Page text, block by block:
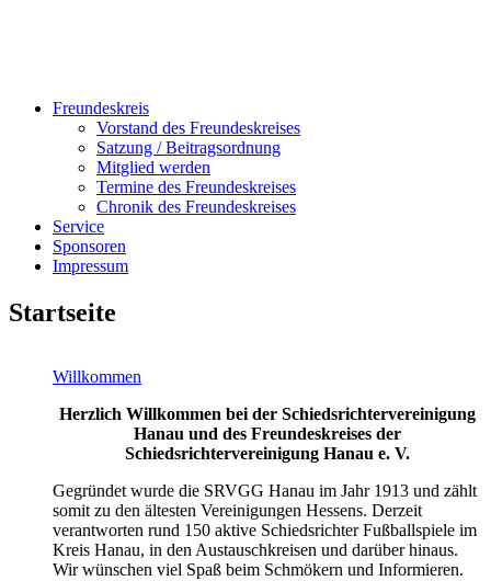
Freundeskreis
Vorstand des Freundeskreises
Satzung / Beitragsordnung
Mitglied werden
Termine des Freundeskreises
Chronik des Freundeskreises
Service
Sponsoren
Impressum
Startseite
Willkommen
Herzlich Willkommen bei der Schiedsrichtervereinigung
Hanau und des Freundeskreises der
Schiedsrichtervereinigung Hanau e. V.
Gegründet wurde die SRVGG Hanau im Jahr 1913 und zählt
somit zu den ältesten Vereinigungen Hessens. Derzeit
verantworten rund 150 aktive Schiedsrichter Fußballspiele im
Kreis Hanau, in den Austauschkreisen und darüber hinaus.
Wir wünschen viel Spaß beim Schmökern und Informieren.